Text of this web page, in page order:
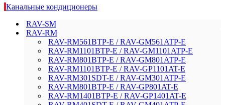
Канальные кондиционеры
RAV-SM
RAV-RM
RAV-RM561BTP-E / RAV-GM561ATP-E
RAV-RM1101BTP-E / RAV-GM1101ATP-E
RAV-RM801BTP-E / RAV-GM801ATP-E
RAV-RM1101BTP-E / RAV-GP1101AT-E
RAV-RM301SDT-E / RAV-GM301ATP-E
RAV-RM801BTP-E / RAV-GP801AT-E
RAV-RM1401BTP-E / RAV-GP1401AT-E